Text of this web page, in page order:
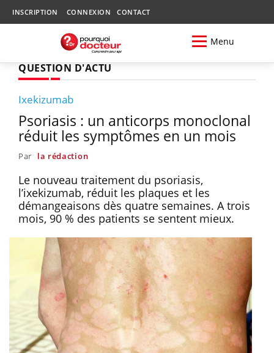
INSCRIPTION CONNEXION CONTACT
Menu
QUESTION D'ACTU
Ixekizumab
Psoriasis : un anticorps monoclonal
réduit les symptômes en un mois
Par la rédaction
Le nouveau traitement du psoriasis,
l’ixekizumab, réduit les plaques et les
démangeaisons dès quatre semaines. A trois
mois, 90 % des patients se sentent mieux.